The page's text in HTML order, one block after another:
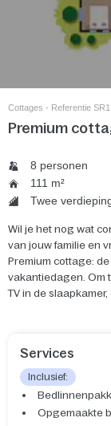
Cottages - Referentie
Premium
8 personen
111 m²
Twee
Wil je het nog wat
van jouw familie en
Premium cottage:
vakantiedagen. Om
TV in de
Services
Inclusief:
Opgemaakte